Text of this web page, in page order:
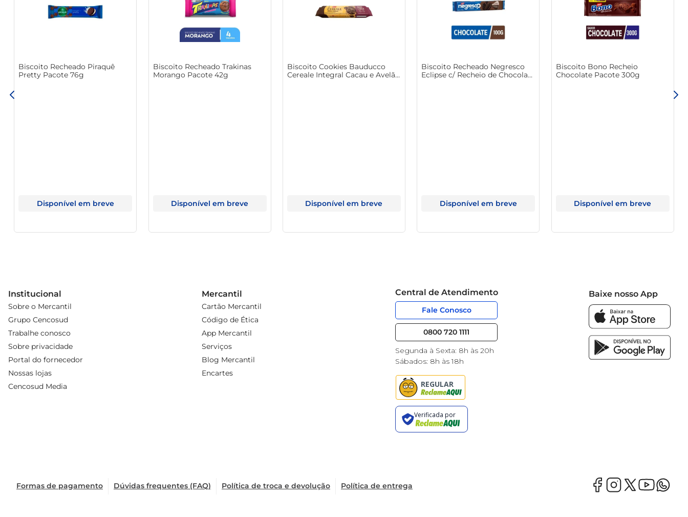
Experimente e Deixe-se Encantar
Permita-se desfrutar a tradição e o sabor do Biscoito Sete Capas São Benedito. Cada embalagem é um convite para mergulhar em um universo de sabores que remetem a
momentos acolhedores e especiais, trazendo um toque caseiro à sua rotina.
Biscoito Recheado Piraquê
Pretty Pacote 76g
Disponível em breve
Biscoito Recheado Trakinas
Morango Pacote 42g
Disponível em breve
Biscoito Cookies Bauducco
Cereale Integral Cacau e Avelã
Disponível em breve
Biscoito Recheado Negresco
Eclipse c/ Recheio de Chocolate
Disponível em breve
Biscoito Bono Recheio
Chocolate Pacote 300g
Disponível em breve
Institucional
Sobre o Mercantil
Grupo Cencosud
Trabalhe conosco
Sobre privacidade
Portal do fornecedor
Nossas lojas
Cencosud Media
Mercantil
Cartão Mercantil
Código de Ética
App Mercantil
Serviços
Blog Mercantil
Encartes
Central de Atendimento
Fale Conosco
0800 720 1111
Segunda à Sexta: 8h às 20h
Sábados: 8h às 18h
Baixe nosso App
Formas de pagamento Dúvidas frequentes (FAQ) Política de troca e devolução Política de entrega